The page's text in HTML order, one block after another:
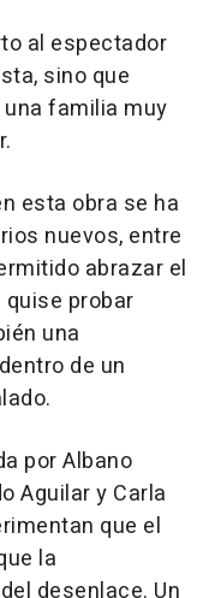
al espectador
sino que
familia muy
esta obra se ha
nuevos, entre
abrazar el
probar
una
de un
por Albano
Aguilar y Carla
que el
la